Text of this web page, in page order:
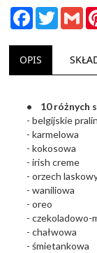
FacebookTwitter
OPIS
• 10 różnych
- belgijskie
- karmelowa
- kokosowa
- irish creme
- orzech
- waniliowa
- oreo
- czekoladowo-
- chałwowa
- śmietankowa